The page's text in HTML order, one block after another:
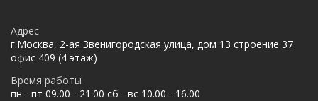
Адрес
г.Москва, 2-ая Звенигородская улица, дом 13 строение 37
офис 409 (4 этаж)
Время работы
пн - пт 09.00 - 21.00 сб - вс 10.00 - 16.00